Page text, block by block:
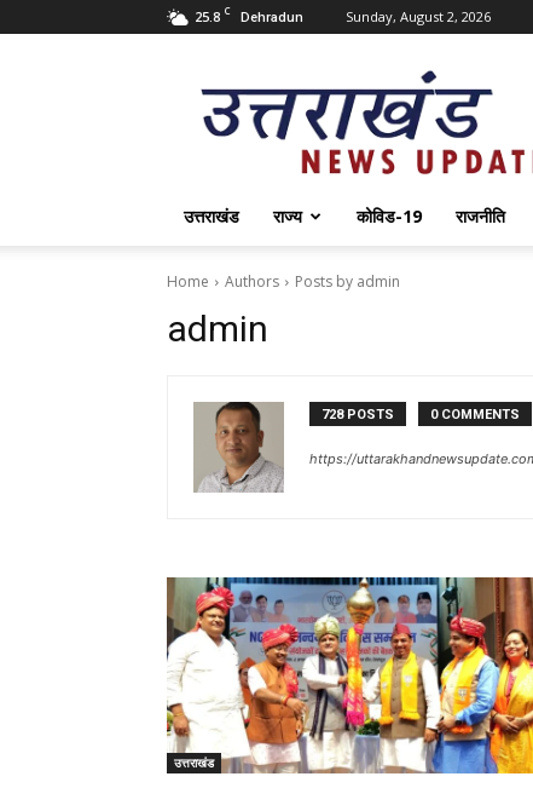
25.8 C Dehradun Sunday, August 2, 2026
Uttarakhand
News
Update
उत्तराखंड राज्य कोविड-19 राजनीति
Home Authors Posts by admin
admin
728 POSTS 0 COMMENTS
https://
उत्तराखंड